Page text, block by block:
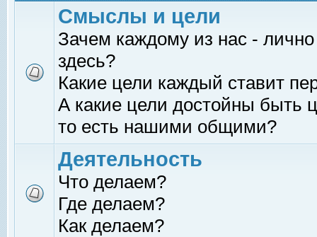
Смыслы и цели
Зачем каждому из нас -
здесь?
Какие цели каждый ставит
А какие цели достойны быть
то есть нашими общими?
Деятельность
Что делаем?
Где делаем?
Как делаем?